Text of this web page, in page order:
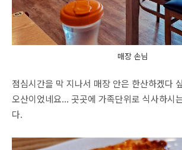
매장 손님
점심시간을 막 지나서 매장 안은 한산하겠다
오산이었네요... 곳곳에 가족단위로 식사하시
다.